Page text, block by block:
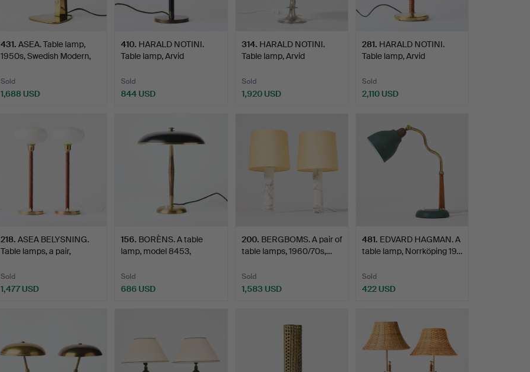
431. ASEA. Table lamp,
1950s, Swedish Modern,
Sold
1,688 USD
410. HARALD NOTINI.
Table lamp, Arvid
Sold
844 USD
314. HARALD NOTINI.
Table lamp, Arvid
Sold
1,920 USD
281. HARALD NOTINI.
Table lamp, Arvid
Sold
2,110 USD
218. ASEA BELYSNING.
Table lamps, a pair,
Sold
1,477 USD
156. BORÈNS. A table
lamp, model 8453,
Sold
686 USD
200. BERGBOMS. A pair of
table lamps, 1960/70s,…
Sold
1,583 USD
481. EDVARD HAGMAN. A
table lamp, Norrköping 19…
Sold
422 USD